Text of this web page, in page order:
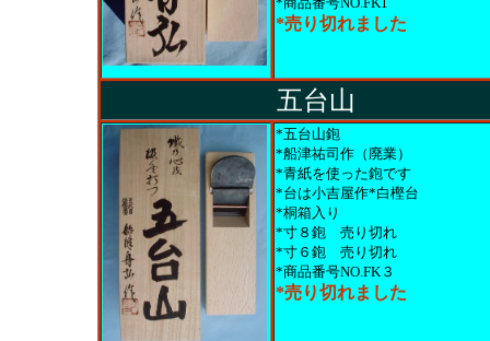
*売り切れました
五台山
*五台山鉋
*船津祐司作（廃業）
*青紙を使った鉋です
*台は小吉屋作*白樫台
*桐箱入り
*寸８鉋 売り切れ
*寸６鉋 売り切れ
*商品番号NO.FK３
*売り切れました